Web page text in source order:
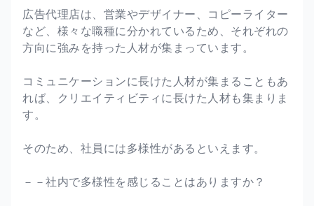
広告代理店は、営業やデザイナー、コピーライター
など、様々な職種に分かれているため、それぞれの
方向に強みを持った人材が集まっています。
コミュニケーションに長けた人材が集まることもあ
れば、クリエイティビティに長けた人材も集まりま
す。
そのため、社員には多様性があるといえます。
－－社内で多様性を感じることはありますか？